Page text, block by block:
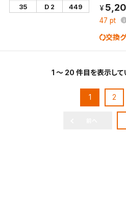
35 D 2 449
47 pt
交換
1 ～ 20 件目を表示して
1 2